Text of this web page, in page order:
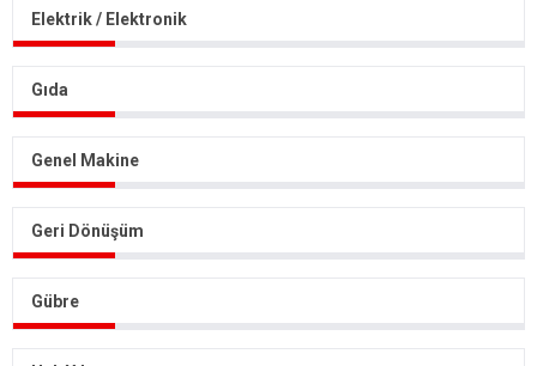
Elektrik / Elektronik
Gıda
Genel Makine
Geri Dönüşüm
Gübre